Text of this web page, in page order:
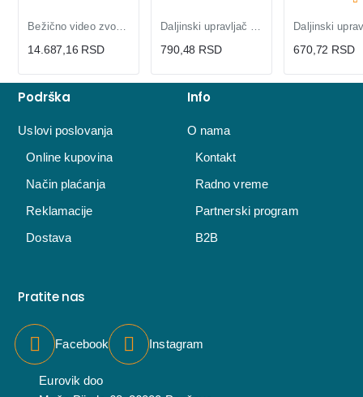
14.687,16 RSD 790,48 RSD 670,72 RSD
Podrška
Uslovi poslovanja
Online kupovina
Način plaćanja
Reklamacije
Dostava
Info
O nama
Kontakt
Radno vreme
Partnerski program
B2B
Pratite nas
Facebook Instagram
Eurovik doo